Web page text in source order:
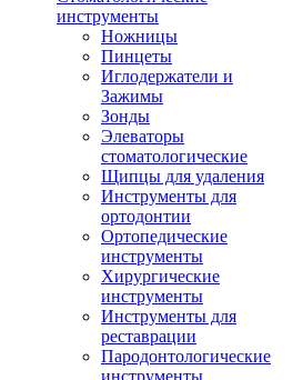
инструменты
Ножницы
Пинцеты
Иглодержатели и
Зажимы
Зонды
Элеваторы
стоматологические
Щипцы для удаления
Инструменты для
ортодонтии
Ортопедические
инструменты
Хирургические
инструменты
Инструменты для
реставрации
Пародонтологические
инструменты